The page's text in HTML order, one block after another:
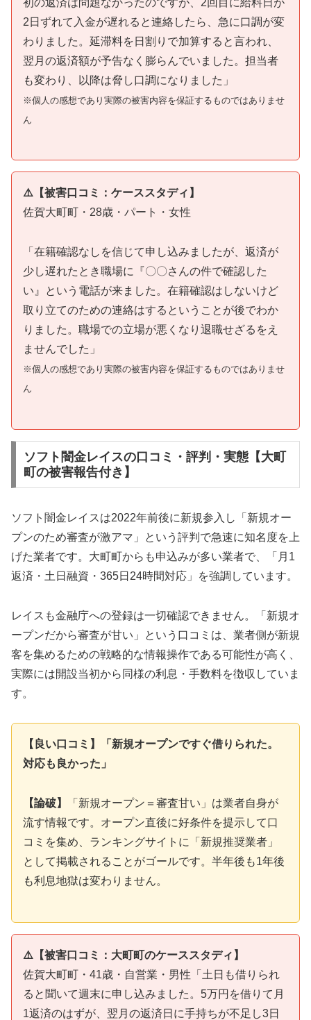
2日ずれて入金が遅れると連絡したら、急に口調が変
わりました。延滞料を日割りで加算すると言われ、
翌月の返済額が予告なく膨らんでいました。担当者
も変わり、以降は脅し口調になりました」
※個人の感想であり実際の被害内容を保証するものではありませ
ん
⚠️【被害口コミ：ケーススタディ】
佐賀大町町・28歳・パート・女性
「在籍確認なしを信じて申し込みましたが、返済が
少し遅れたとき職場に『〇〇さんの件で確認した
い』という電話が来ました。在籍確認はしないけど
取り立てのための連絡はするということが後でわか
りました。職場での立場が悪くなり退職せざるをえ
ませんでした」
※個人の感想であり実際の被害内容を保証するものではありませ
ん
ソフト闇金レイスの口コミ・評判・実態【大町
町の被害報告付き】
ソフト闇金レイスは2022年前後に新規参入し「新規オー
プンのため審査が激アマ」という評判で急速に知名度を上
げた業者です。大町町からも申込みが多い業者で、「月1
返済・土日融資・365日24時間対応」を強調しています。
レイスも金融庁への登録は一切確認できません。「新規オ
ープンだから審査が甘い」という口コミは、業者側が新規
客を集めるための戦略的な情報操作である可能性が高く、
実際には開設当初から同様の利息・手数料を徴収していま
す。
【良い口コミ】「新規オープンですぐ借りられた。
対応も良かった」
【論破】
「新規オープン＝審査甘い」は業者自身が
流す情報です。オープン直後に好条件を提示して口
コミを集め、ランキングサイトに「新規推奨業者」
として掲載されることがゴールです。半年後も1年後
も利息地獄は変わりません。
⚠️【被害口コミ：大町町のケーススタディ】
佐賀大町町・41歳・自営業・男性「土日も借りられ
ると聞いて週末に申し込みました。5万円を借りて月
1返済のはずが、翌月の返済日に手持ちが不足し3日